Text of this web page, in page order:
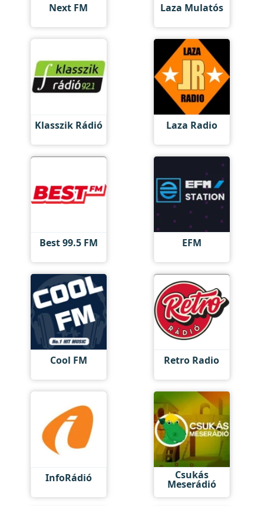
Next FM Laza Mulatós
Klasszik Rádió Laza Radio
Best 99.5 FM EFM
Cool FM Retro Radio
InfoRádió Csukás
Meserádió